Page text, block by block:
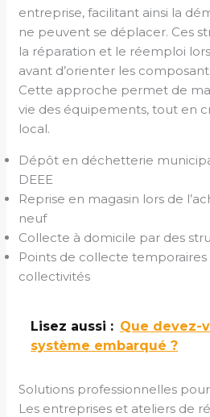
entreprise, facilitant ainsi la
ne peuvent se déplacer. Ces
la réparation et le réemploi
avant d’orienter les
Cette approche permet de
vie des équipements, tout en
local.
Dépôt en déchetterie
DEEE
Reprise en magasin lors de
neuf
Collecte à domicile par des
Points de collecte temporaires
collectivités
Lisez aussi : Que devez-
système embarqué ?
Solutions professionnelles
Les entreprises et ateliers de